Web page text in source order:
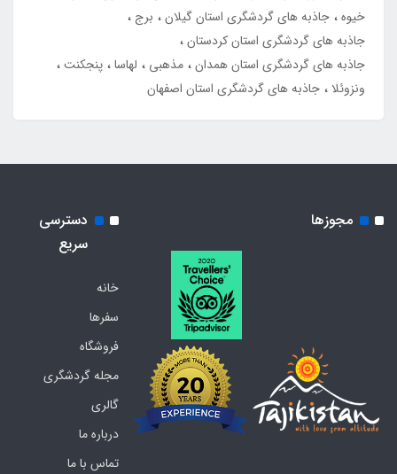
خیوه جاذبه های گردشگری استان گیلان
برج
جاذبه های گردشگری استان کردستان
جاذبه های گردشگری استان همدان مذهبی لهاسا پنجکنت
ونزوئلا
جاذبه های گردشگری استان اصفهان
مجوزها
دسترسی
سریع
خانه
سفرها
فروشگاه
مجله گردشگری
گالری
درباره ما
تماس با ما